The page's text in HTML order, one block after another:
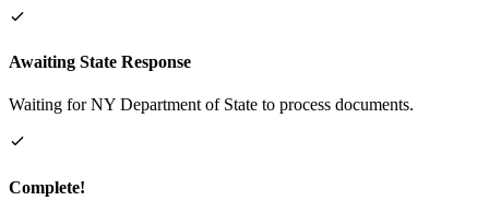
Awaiting State Response
Waiting for NY Department of State to process documents.
Complete!